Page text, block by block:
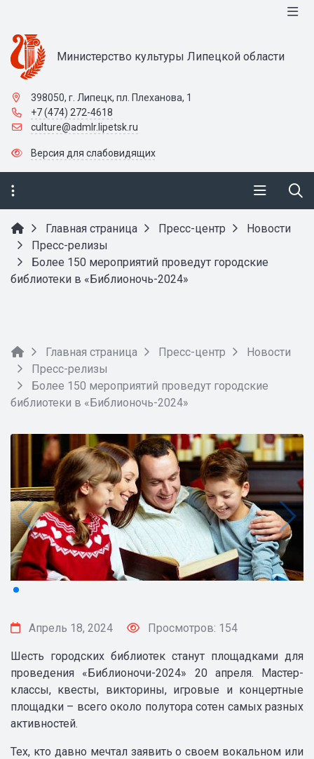
Министерство культуры Липецкой области
398050, г. Липецк, пл. Плеханова, 1
+7 (474) 272-4618
culture@admlr.lipetsk.ru
Версия для слабовидящих
Главная страница Пресс-центр
Новости
Пресс-релизы
Более 150 мероприятий проведут городские
библиотеки в «Библионочь-2024»
Главная страница Пресс-центр
Новости
Пресс-релизы
Более 150 мероприятий проведут городские
библиотеки в «Библионочь-2024»
Апрель 18, 2024 Просмотров: 154
Шесть городских библиотек станут площадками для
проведения «Библионочи-2024» 20 апреля. Мастер-
классы, квесты, викторины, игровые и концертные
площадки – всего около полутора сотен самых разных
активностей.
Тех, кто давно мечтал заявить о своем вокальном или